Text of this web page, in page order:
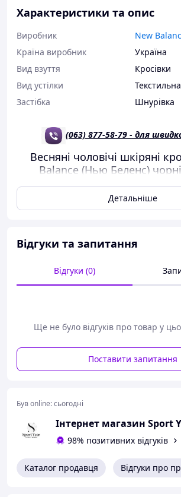
Характеристики та опис
Виробник
New
Країна виробник
Україна
Вид взуття
Кросівки
Вид устілки
Текстильна
Застібка
Шнурівка
(063) 877-58-79 - для
Весняні чоловічі шкіряні
Balance (Нью Беленс)
Обмін/повернення
Матеріал верху –
Матеріал підкладки -
Матеріал підошви -
40 -26 см,
45 – 29,5 см.
Детальніше
Відгуки та запитання
Відгуки (0)
Ще не було відгуків про товар у
Поставити запитання
Був online:сьогодні
Інтернет магазин Sport
98% позитивних відгуків
Каталог продавця Відгуки про